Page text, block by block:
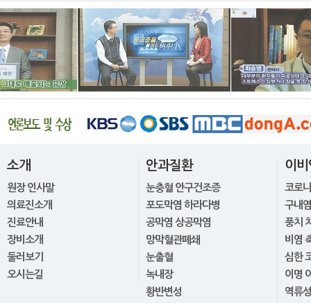
소개
원장 인사말
의료진소개
진료안내
장비소개
둘러보기
오시는길
안과질환
눈충혈 안구건조증
포도막염 하라다병
공막염 상공막염
망막혈관폐쇄
눈출혈
녹내장
황반변성
이
코로
구내
풍치
비염
심한
이명
역류